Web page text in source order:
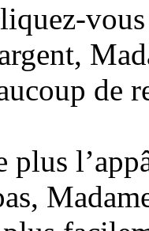
vous
de
plus